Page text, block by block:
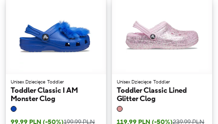
Unisex Dziecięce Toddler
Toddler Classic I AM
Monster Clog
99.99 PLN (-50%)199.99 PLN
Unisex Dziecięce Toddler
Toddler Classic Lined
Glitter Clog
119.99 PLN (-50%)239.99 PLN